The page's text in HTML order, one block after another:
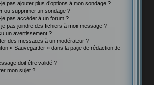
pas ajouter plus d’options à mon sondage ?
ou supprimer un sondage ?
je pas accéder à un forum ?
je pas joindre des fichiers à mon message ?
un avertissement ?
des messages à un modérateur ?
« Sauvegarder » dans la page de rédaction de
doit être validé ?
mon sujet ?